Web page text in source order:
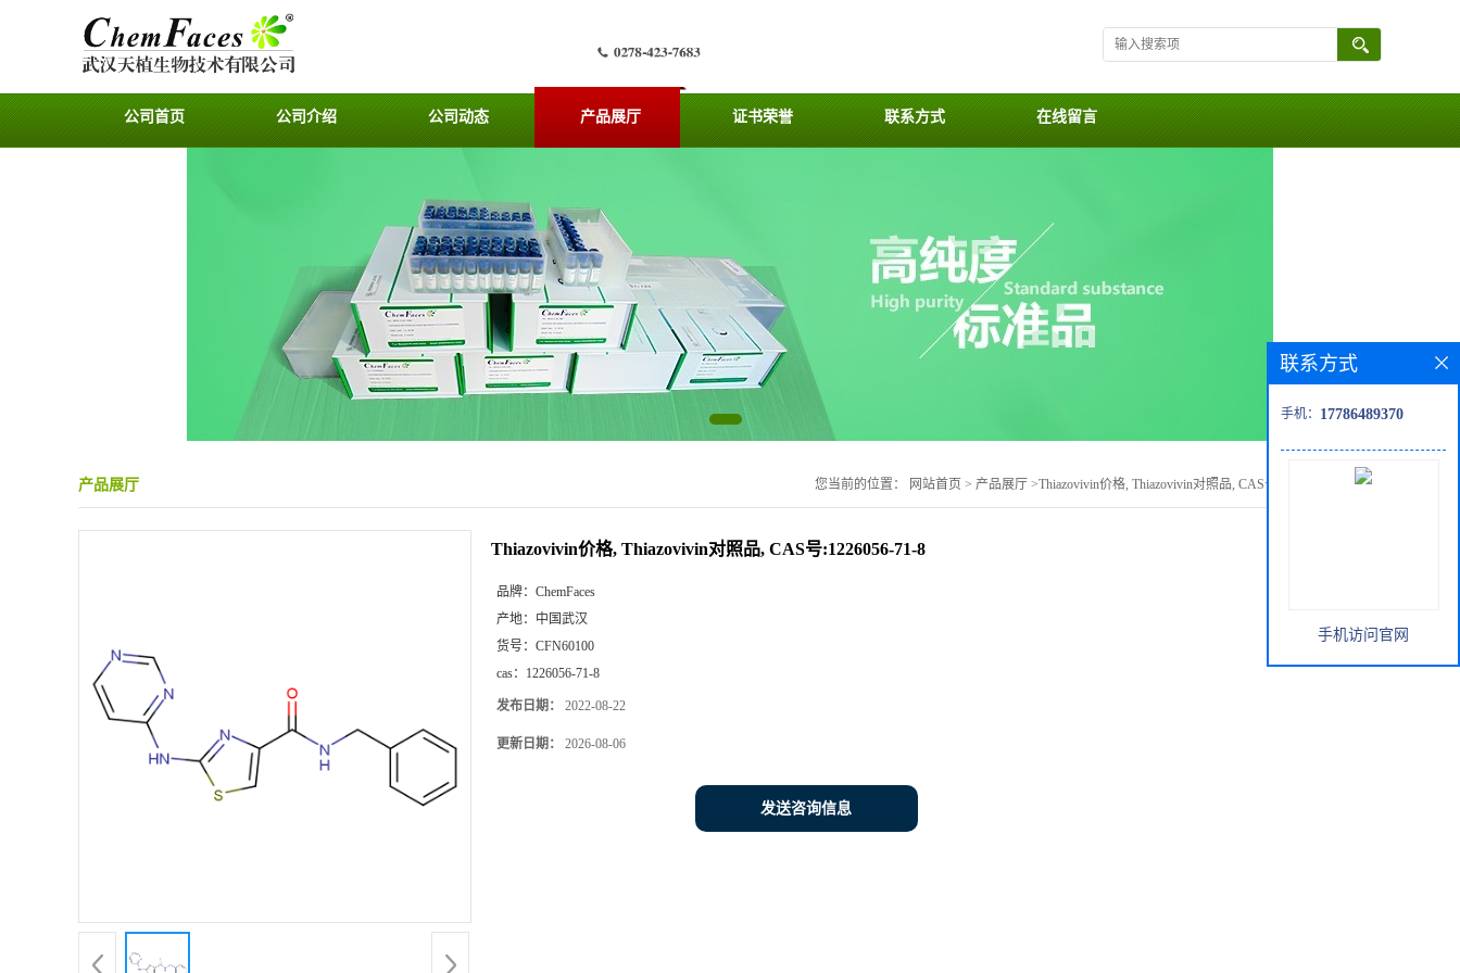
公司首页 公司介绍 公司动态 产品展厅 证书荣誉 联系方式 在线留言
产品展厅 您当前的位置： 网站首页 > 产品展厅 >Thiazovivin价格, Thiazovivin对照品, CAS号:1226056-71-8
Thiazovivin价格, Thiazovivin对照品, CAS号:1226056-71-8
品牌： ChemFaces
产地： 中国武汉
货号： CFN60100
cas： 1226056-71-8
发布日期： 2022-08-22
更新日期： 2026-08-06
发送咨询信息
联系方式
手机： 17786489370
手机访问官网